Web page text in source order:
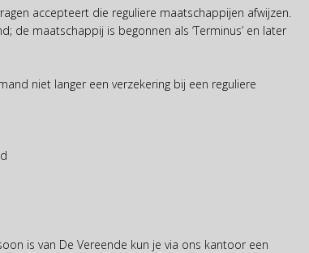
accepteert die reguliere maatschappijen afwijzen.
de maatschappij is begonnen als ‘Terminus’ en later
niet langer een verzekering bij een reguliere
is van De Vereende kun je via ons kantoor een